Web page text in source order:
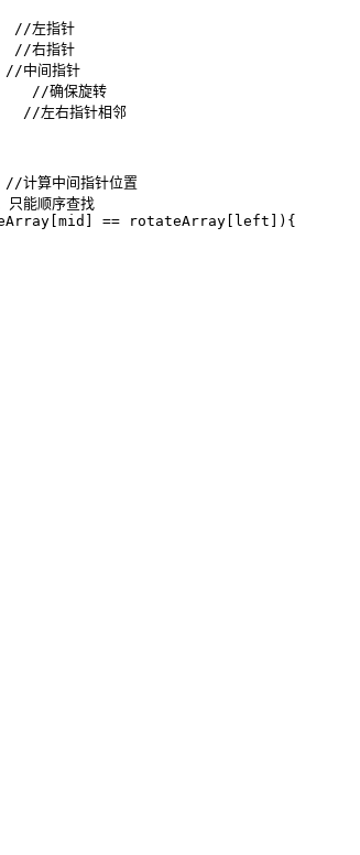
//左指针
//右指针
中间指针
//确保旋转
//左右指针相邻
算中间指针位置
只能顺序查找
== rotateArray[left]){